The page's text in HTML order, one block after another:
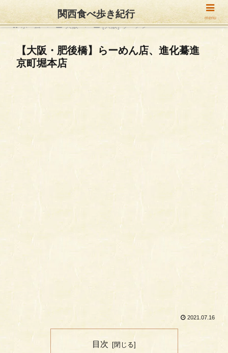
ホーム 大阪 [大阪] ラーメン
【大阪・肥後橋】らーめん店、進化驀進
京町堀本店
2021.07.16
目次
関西食べ歩き紀行 menu